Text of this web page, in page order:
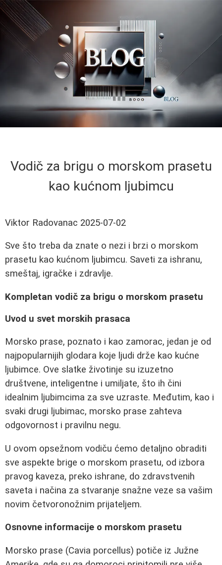
Vodič za brigu o morskom prasetu
kao kućnom ljubimcu
Viktor Radovanac 2025-07-02
Sve što treba da znate o nezi i brzi o morskom
prasetu kao kućnom ljubimcu. Saveti za ishranu,
smeštaj, igračke i zdravlje.
Kompletan vodič za brigu o morskom prasetu
Uvod u svet morskih prasaca
Morsko prase, poznato i kao zamorac, jedan je od
najpopularnijih glodara koje ljudi drže kao kućne
ljubimce. Ove slatke životinje su izuzetno
društvene, inteligentne i umiljate, što ih čini
idealnim ljubimcima za sve uzraste. Međutim, kao i
svaki drugi ljubimac, morsko prase zahteva
odgovornost i pravilnu negu.
U ovom opsežnom vodiču ćemo detaljno obraditi
sve aspekte brige o morskom prasetu, od izbora
pravog kaveza, preko ishrane, do zdravstvenih
saveta i načina za stvaranje snažne veze sa vašim
novim četvoronožnim prijateljem.
Osnovne informacije o morskom prasetu
Morsko prase (Cavia porcellus) potiče iz Južne